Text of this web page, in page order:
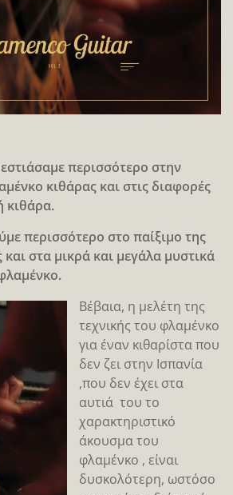
περισσότερο στην
κιθάρας και στις διαφορές
κιθάρα.
περισσότερο στο παίξιμο της
στα μικρά και μεγάλα μυστικά
Βέβαια, η μελέτη της
τεχνικής του φλαμένκο
για έναν κιθαρίστα που
δεν ζει στην Ισπανία
,που δεν έχει στα
αυτιά του το
χαρακτηριστικό
άκουσμα του
φλαμένκο , είναι
δυσκολότερη, ωστόσο